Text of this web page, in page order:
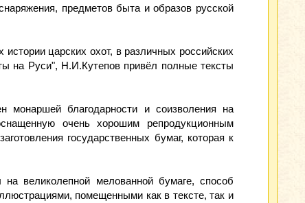
предметов быта и образов русской
царских охот, в различных российских
на Руси", Н.И.Кутепов привёл полные тексты
благодарности и соизволения на
очень хорошим репродукционным
государственных бумаг, которая к
на великолепной мелованной бумаге, способ
помещенными как в тексте, так и